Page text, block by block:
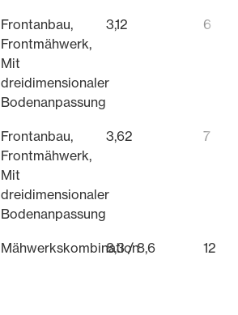
Frontanbau,
Frontmähwerk,
Mit
dreidimensionaler
Bodenanpassung
3,12 6
Frontanbau,
Frontmähwerk,
Mit
dreidimensionaler
Bodenanpassung
3,62 7
Mähwerkskombination
8,3 / 8,6 12